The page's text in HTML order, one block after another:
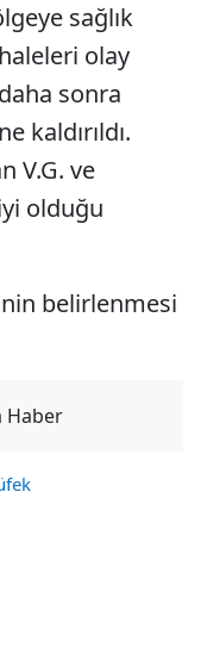
sağlık
olay
sonra
kaldırıldı.
V.G. ve
olduğu
belirlenmesi
Haber